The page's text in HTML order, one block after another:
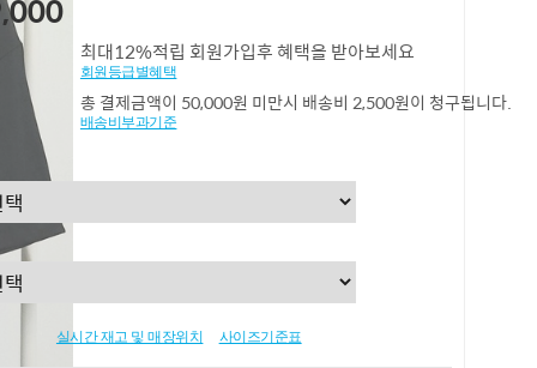
최대12%적립 회원가입후 혜택을 받아보세요
회원등급별혜택
총 결제금액이 50,000원 미만시 배송비 2,500원이 청구됩니다.
배송비부과기준
실시간 재고 및 매장위치 사이즈기준표